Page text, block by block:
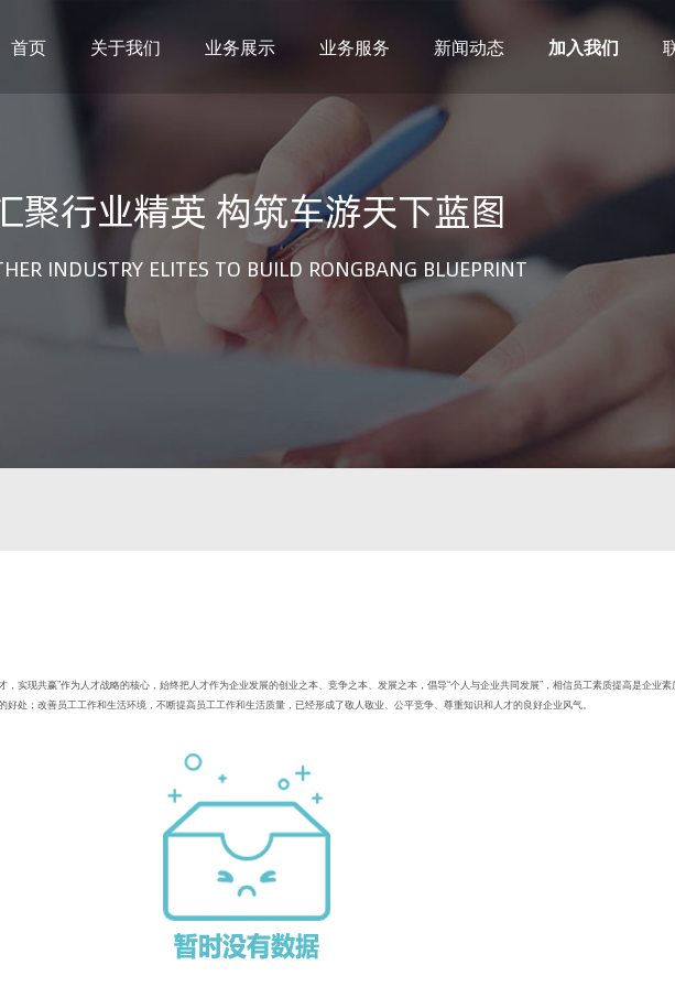
首页 关于我们 业务展示 业务服务 新闻动态 加入我们
聚行业精英 构筑车游天下蓝图
INDUSTRY ELITES TO BUILD RONGBANG BLUEPRINT
实现共赢”作为人才战略的核心，始终把人才作为企业发展的创业之本、竞争之本、发展之本，倡导“个人与企业共同发展”，相信员工素质提高是企业
处；改善员工工作和生活环境，不断提高员工工作和生活质量，已经形成了敬人敬业、公平竞争、尊重知识和人才的良好企业风气。